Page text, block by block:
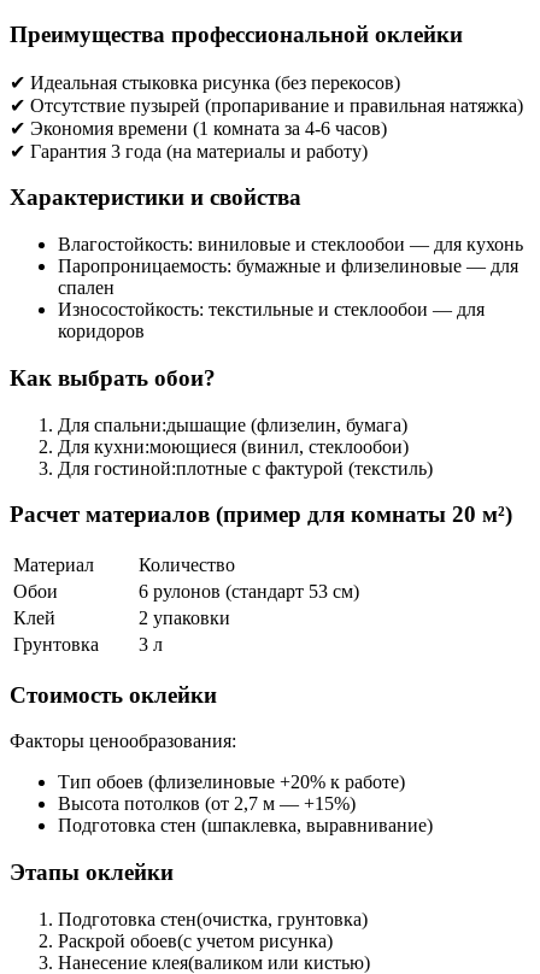
Преимущества профессиональной оклейки
✔ Идеальная стыковка рисунка (без перекосов)
✔ Отсутствие пузырей (пропаривание и правильная натяжка)
✔ Экономия времени (1 комната за 4-6 часов)
✔ Гарантия 3 года (на материалы и работу)
Характеристики и свойства
Влагостойкость: виниловые и стеклообои — для кухонь
Паропроницаемость: бумажные и флизелиновые — для
спален
Износостойкость: текстильные и стеклообои — для
коридоров
Как выбрать обои?
Для спальни:дышащие (флизелин, бумага)
Для кухни:моющиеся (винил, стеклообои)
Для гостиной:плотные с фактурой (текстиль)
Расчет материалов (пример для комнаты 20 м²)
Материал
Количество
Обои
6 рулонов (стандарт 53 см)
Клей
2 упаковки
Грунтовка
3 л
Стоимость оклейки
Факторы ценообразования:
Тип обоев (флизелиновые +20% к работе)
Высота потолков (от 2,7 м — +15%)
Подготовка стен (шпаклевка, выравнивание)
Этапы оклейки
Подготовка стен(очистка, грунтовка)
Раскрой обоев(с учетом рисунка)
Нанесение клея(валиком или кистью)